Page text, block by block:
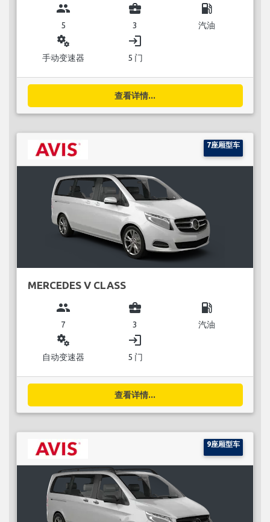
group
5
business_center
3
local_gas_station
汽油
miscellaneous_services
手动变速器
login
5 门
查看详情...
7座厢型车
MERCEDES V CLASS
group
7
business_center
3
local_gas_station
汽油
miscellaneous_services
自动变速器
login
5 门
查看详情...
9座厢型车